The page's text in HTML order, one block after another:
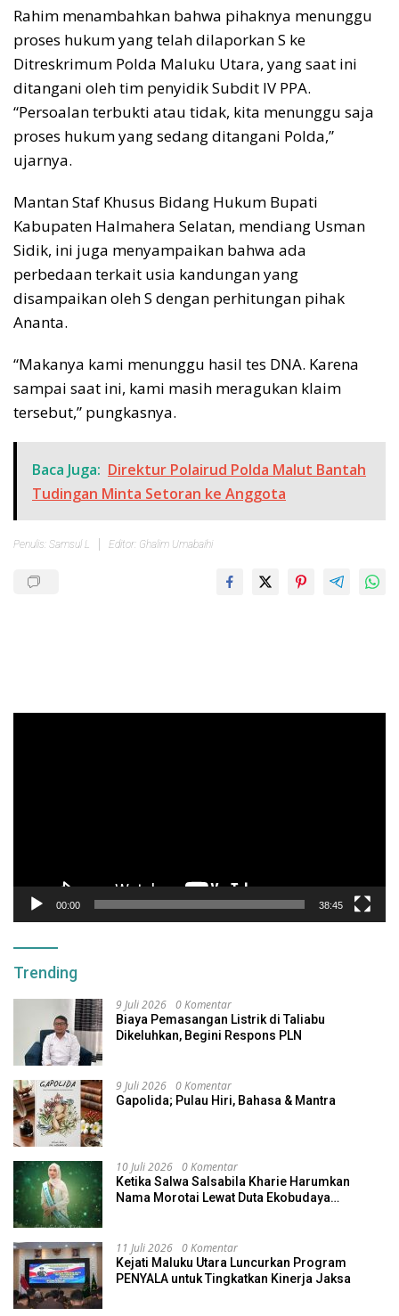
Rahim menambahkan bahwa pihaknya menunggu
proses hukum yang telah dilaporkan S ke
Ditreskrimum Polda Maluku Utara, yang saat ini
ditangani oleh tim penyidik Subdit IV PPA.
“Persoalan terbukti atau tidak, kita menunggu saja
proses hukum yang sedang ditangani Polda,”
ujarnya.
Mantan Staf Khusus Bidang Hukum Bupati
Kabupaten Halmahera Selatan, mendiang Usman
Sidik, ini juga menyampaikan bahwa ada
perbedaan terkait usia kandungan yang
disampaikan oleh S dengan perhitungan pihak
Ananta.
“Makanya kami menunggu hasil tes DNA. Karena
sampai saat ini, kami masih meragukan klaim
tersebut,” pungkasnya.
Baca Juga: Direktur Polairud Polda Malut Bantah
Tudingan Minta Setoran ke Anggota
Penulis: Samsul L Editor: Ghalim Umabaihi
00:00 38:45
Trending
9 Juli 2026 0 Komentar
Biaya Pemasangan Listrik di Taliabu
Dikeluhkan, Begini Respons PLN
9 Juli 2026 0 Komentar
Gapolida; Pulau Hiri, Bahasa & Mantra
10 Juli 2026 0 Komentar
Ketika Salwa Salsabila Kharie Harumkan
Nama Morotai Lewat Duta Ekobudaya
11 Juli 2026 0 Komentar
Kejati Maluku Utara Luncurkan Program
PENYALA untuk Tingkatkan Kinerja Jaksa